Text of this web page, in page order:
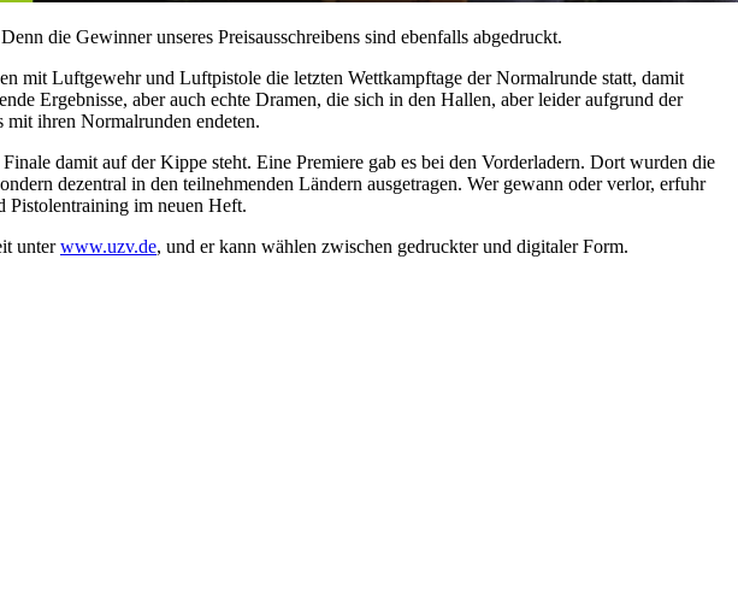
die Gewinner unseres Preisausschreibens sind ebenfalls abgedruckt.
mit Luftgewehr und Luftpistole die letzten Wettkampftage der Normalrunde statt, damit
Ergebnisse, aber auch echte Dramen, die sich in den Hallen, aber leider aufgrund der
mit ihren Normalrunden endeten.
damit auf der Kippe steht. Eine Premiere gab es bei den Vorderladern. Dort wurden die
dezentral in den teilnehmenden Ländern ausgetragen. Wer gewann oder verlor, erfuhr
Pistolentraining im neuen Heft.
unterwww.uzv.de, und er kann wählen zwischen gedruckter und digitaler Form.